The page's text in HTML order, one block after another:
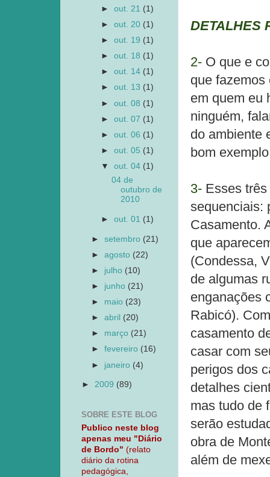
DETALHES
2- O que e
que fazemos
em quem eu
ninguém,
do ambiente
bom
3- Esses
sequenciais:
Casamento.
que
(Condessa,
de algumas
enganações
Rabicó).
casamento
casar com
perigos dos
detalhes
mas tudo de
serão
obra de
além de
►out. 21 (1)
►out. 20 (1)
►out. 19 (1)
►out. 18 (1)
►out. 14 (1)
►out. 13 (1)
►out. 08 (1)
►out. 07 (1)
►out. 06 (1)
►out. 05 (1)
▼out. 04 (1)
04 de
outubro de
2010
►out. 01 (1)
►setembro (21)
►agosto (22)
► julho (10)
► junho (21)
► maio (23)
►abril (20)
► março (21)
►fevereiro (16)
► janeiro (4)
► 2009 (89)
SOBRE ESTE BLOG
Publico neste blog
apenas meu "Diário
de Bordo" (relato
diário da rotina
pedagógica,